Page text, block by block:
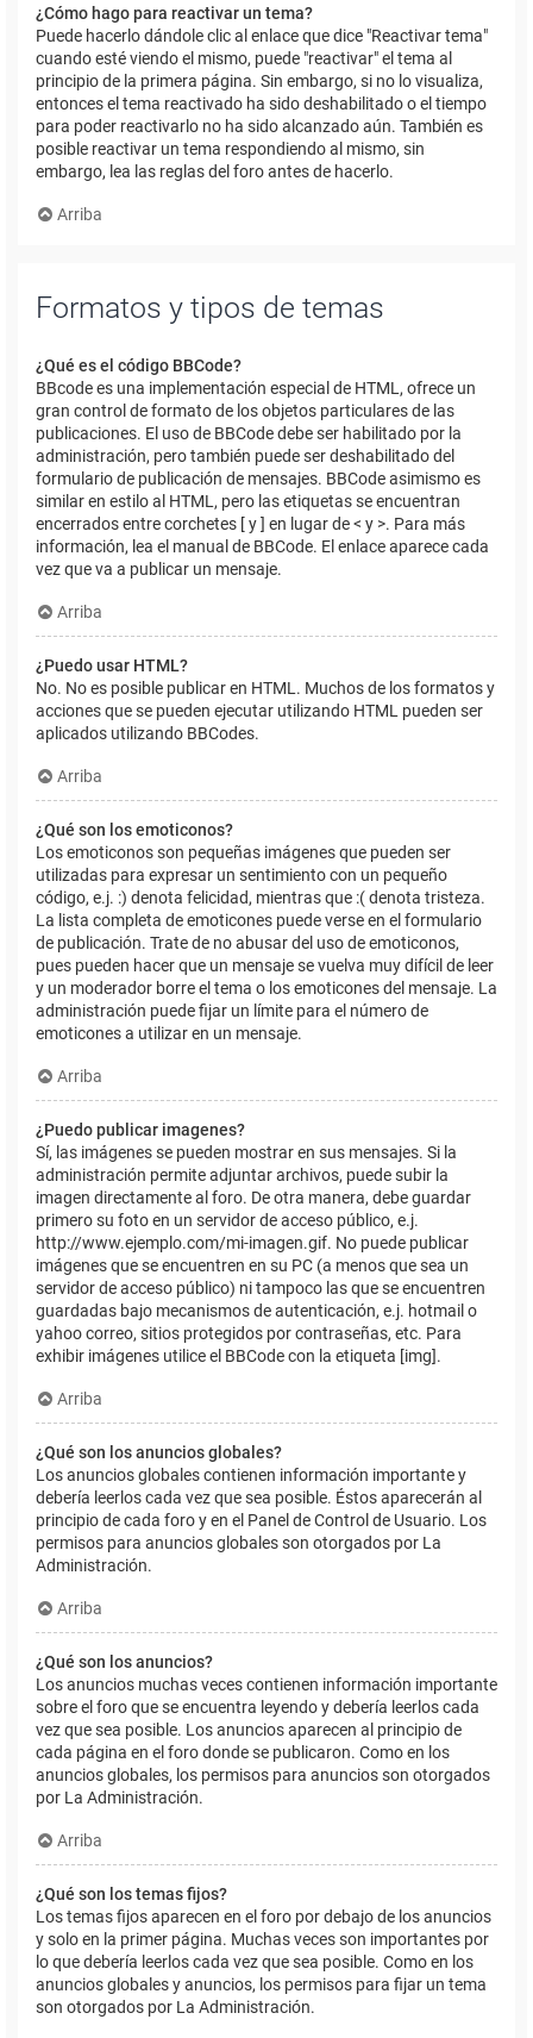
¿Cómo hago para reactivar un tema?
Puede hacerlo dándole clic al enlace que dice "Reactivar tema"
cuando esté viendo el mismo, puede "reactivar" el tema al
principio de la primera página. Sin embargo, si no lo visualiza,
entonces el tema reactivado ha sido deshabilitado o el tiempo
para poder reactivarlo no ha sido alcanzado aún. También es
posible reactivar un tema respondiendo al mismo, sin
embargo, lea las reglas del foro antes de hacerlo.
Arriba
Formatos y tipos de temas
¿Qué es el código BBCode?
BBcode es una implementación especial de HTML, ofrece un
gran control de formato de los objetos particulares de las
publicaciones. El uso de BBCode debe ser habilitado por la
administración, pero también puede ser deshabilitado del
formulario de publicación de mensajes. BBCode asimismo es
similar en estilo al HTML, pero las etiquetas se encuentran
encerrados entre corchetes [ y ] en lugar de < y >. Para más
información, lea el manual de BBCode. El enlace aparece cada
vez que va a publicar un mensaje.
Arriba
¿Puedo usar HTML?
No. No es posible publicar en HTML. Muchos de los formatos y
acciones que se pueden ejecutar utilizando HTML pueden ser
aplicados utilizando BBCodes.
Arriba
¿Qué son los emoticonos?
Los emoticonos son pequeñas imágenes que pueden ser
utilizadas para expresar un sentimiento con un pequeño
código, e.j. :) denota felicidad, mientras que :( denota tristeza.
La lista completa de emoticones puede verse en el formulario
de publicación. Trate de no abusar del uso de emoticonos,
pues pueden hacer que un mensaje se vuelva muy difícil de leer
y un moderador borre el tema o los emoticones del mensaje. La
administración puede fijar un límite para el número de
emoticones a utilizar en un mensaje.
Arriba
¿Puedo publicar imagenes?
Sí, las imágenes se pueden mostrar en sus mensajes. Si la
administración permite adjuntar archivos, puede subir la
imagen directamente al foro. De otra manera, debe guardar
primero su foto en un servidor de acceso público, e.j.
http://www.ejemplo.com/mi-imagen.gif. No puede publicar
imágenes que se encuentren en su PC (a menos que sea un
servidor de acceso público) ni tampoco las que se encuentren
guardadas bajo mecanismos de autenticación, e.j. hotmail o
yahoo correo, sitios protegidos por contraseñas, etc. Para
exhibir imágenes utilice el BBCode con la etiqueta [img].
Arriba
¿Qué son los anuncios globales?
Los anuncios globales contienen información importante y
debería leerlos cada vez que sea posible. Éstos aparecerán al
principio de cada foro y en el Panel de Control de Usuario. Los
permisos para anuncios globales son otorgados por La
Administración.
Arriba
¿Qué son los anuncios?
Los anuncios muchas veces contienen información importante
sobre el foro que se encuentra leyendo y debería leerlos cada
vez que sea posible. Los anuncios aparecen al principio de
cada página en el foro donde se publicaron. Como en los
anuncios globales, los permisos para anuncios son otorgados
por La Administración.
Arriba
¿Qué son los temas fijos?
Los temas fijos aparecen en el foro por debajo de los anuncios
y solo en la primer página. Muchas veces son importantes por
lo que debería leerlos cada vez que sea posible. Como en los
anuncios globales y anuncios, los permisos para fijar un tema
son otorgados por La Administración.